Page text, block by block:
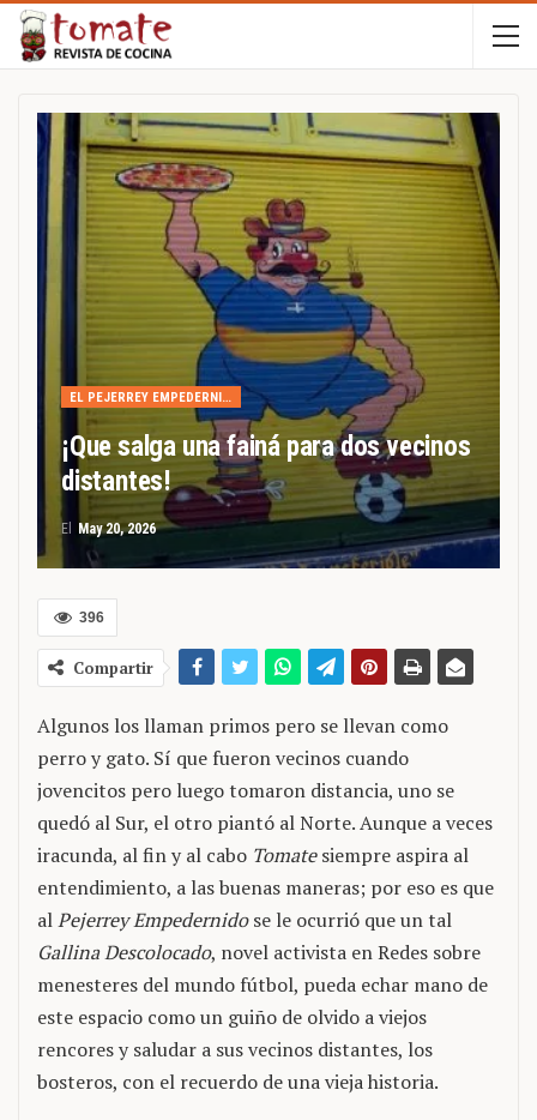
EL PEJERREY EMPEDERNIDO
¡Que salga una fainá para dos vecinos
distantes!
El May 20, 2026
396
Compartir
Algunos los llaman primos pero se llevan como
perro y gato. Sí que fueron vecinos cuando
jovencitos pero luego tomaron distancia, uno se
quedó al Sur, el otro piantó al Norte. Aunque a veces
iracunda, al fin y al cabo Tomatesiempre aspira al
entendimiento, a las buenas maneras; por eso es que
alPejerrey Empedernidose le ocurrió que un tal
Gallina Descolocado, novel activista en Redes sobre
menesteres del mundo fútbol, pueda echar mano de
este espacio como un guiño de olvido a viejos
rencores y saludar a sus vecinos distantes, los
bosteros, con el recuerdo de una vieja historia.